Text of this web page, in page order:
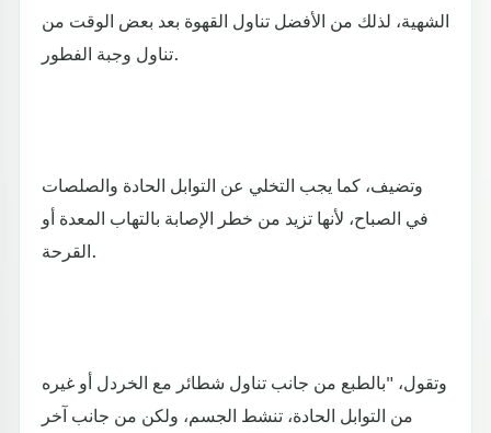
الشهية، لذلك من الأفضل تناول القهوة بعد بعض الوقت من
تناول وجبة الفطور.
وتضيف، كما يجب التخلي عن التوابل الحادة والصلصات
في الصباح، لأنها تزيد من خطر الإصابة بالتهاب المعدة أو
القرحة.
وتقول، "بالطبع من جانب تناول شطائر مع الخردل أو غيره
من التوابل الحادة، تنشط الجسم، ولكن من جانب آخر